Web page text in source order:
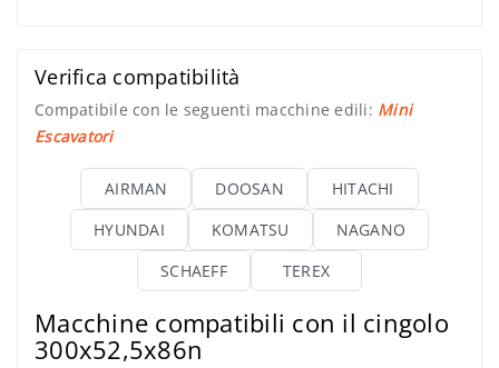
Verifica compatibilità
Compatibile con le seguenti macchine edili: Mini
Escavatori
AIRMAN DOOSAN
HITACHI
HYUNDAI
KOMATSU
NAGANO
SCHAEFF
TEREX
Macchine compatibili con il cingolo
300x52,5x86n